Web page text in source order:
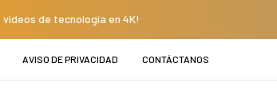
de tecnología en 4K!
AVISO DE PRIVACIDAD CONTÁCTANOS